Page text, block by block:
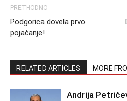
PRETHODNO
Podgorica dovela prvo
pojačanje!
RELATED ARTICLES MORE
Andrija